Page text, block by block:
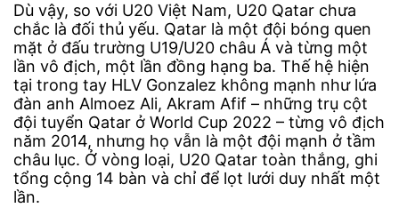
Dù vậy, so với U20 Việt Nam, U20 Qatar chưa
chắc là đối thủ yếu. Qatar là một đội bóng quen
mặt ở đấu trường U19/U20 châu Á và từng một
lần vô địch, một lần đồng hạng ba. Thế hệ hiện
tại trong tay HLV Gonzalez không mạnh như lứa
đàn anh Almoez Ali, Akram Afif – những trụ cột
đội tuyển Qatar ở World Cup 2022 – từng vô địch
năm 2014, nhưng họ vẫn là một đội mạnh ở tầm
châu lục. Ở vòng loại, U20 Qatar toàn thắng, ghi
tổng cộng 14 bàn và chỉ để lọt lưới duy nhất một
lần.